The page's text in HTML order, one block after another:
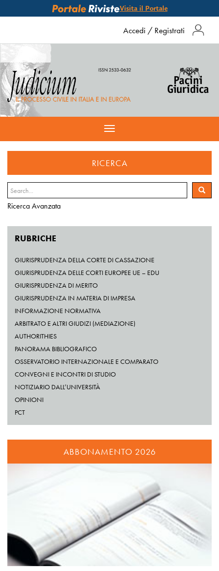
Visita il Portale
Accedi / Registrati
Toggle
navigation
RICERCA
Ricerca Avanzata
RUBRICHE
GIURISPRUDENZA DELLA CORTE DI CASSAZIONE
GIURISPRUDENZA DELLE CORTI EUROPEE UE – EDU
GIURISPRUDENZA DI MERITO
GIURISPRUDENZA IN MATERIA DI IMPRESA
INFORMAZIONE NORMATIVA
ARBITRATO E ALTRI GIUDIZI (MEDIAZIONE)
AUTHORITHIES
PANORAMA BIBLIOGRAFICO
OSSERVATORIO INTERNAZIONALE E COMPARATO
CONVEGNI E INCONTRI DI STUDIO
NOTIZIARIO DALL’UNIVERSITÀ
OPINIONI
PCT
ABBONAMENTO 2026